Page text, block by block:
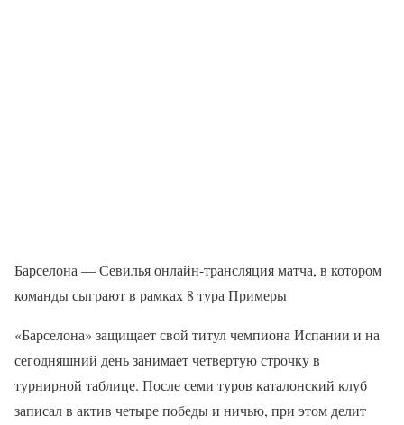
Барселона — Севилья онлайн-трансляция матча, в котором
команды сыграют в рамках 8 тура Примеры
«Барселона» защищает свой титул чемпиона Испании и на
сегодняшний день занимает четвертую строчку в
турнирной таблице. После семи туров каталонский клуб
записал в актив четыре победы и ничью, при этом делит